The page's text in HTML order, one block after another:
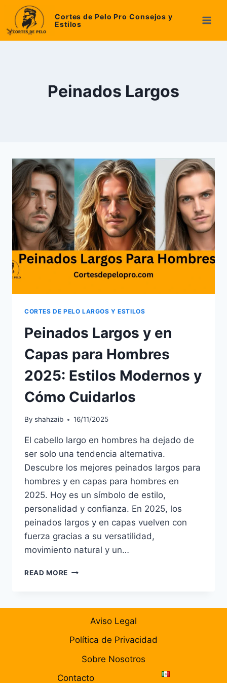
content
Cortes de Pelo Pro Consejos y
Estilos
Peinados Largos
CORTES DE PELO LARGOS Y ESTILOS
Peinados Largos y en
Capas para Hombres
2025: Estilos Modernos y
Cómo Cuidarlos
By shahzaib 16/11/2025
El cabello largo en hombres ha dejado de
ser solo una tendencia alternativa.
Descubre los mejores peinados largos para
hombres y en capas para hombres en
2025. Hoy es un símbolo de estilo,
personalidad y confianza. En 2025, los
peinados largos y en capas vuelven con
fuerza gracias a su versatilidad,
movimiento natural y un…
READ MORE PEINADOS
HOMBRES
2025:
ESTILOS
Y
Aviso Legal
Política de Privacidad
Sobre Nosotros
Contacto